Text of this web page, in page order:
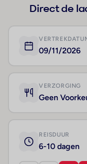
Direct de
09/11/2026
VERZORGING
Geen
REISDUUR
6-10 dagen